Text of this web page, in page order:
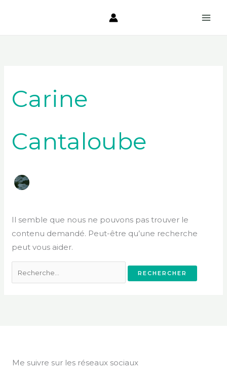
Carine
Cantaloube
Il semble que nous ne pouvons pas trouver le
contenu demandé. Peut-être qu’une recherche
peut vous aider.
Me suivre sur les réseaux sociaux